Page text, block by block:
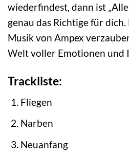
wiederfindest, dann ist
genau das Richtige für
Musik von Ampex
Welt voller Emotionen und
Trackliste:
Fliegen
Narben
Neuanfang